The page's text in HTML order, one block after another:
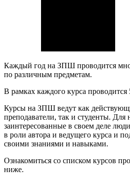
Каждый год на ЗПШ проводится
по различным предметам.
В рамках каждого курса
Курсы на ЗПШ ведут как
преподаватели, так и студенты. Для
заинтересованные в своем деле
в роли автора и ведущего курса и
своими знаниями и навыками.
Ознакомиться со списком курсов
ниже.